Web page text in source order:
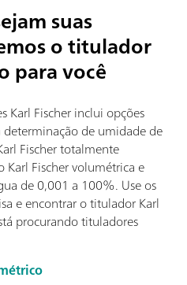
suas
o titulador
para você
Karl Fischer inclui opções
de umidade de
Fischer totalmente
Fischer volumétrica e
de 0,001 a 100%. Use os
e encontrar o titulador Karl
procurando tituladores